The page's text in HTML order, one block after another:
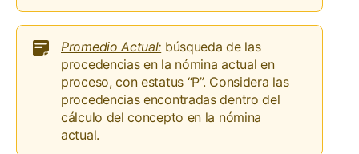
Promedio Actual: búsqueda de las
procedencias en la nómina actual en
proceso, con estatus “P”. Considera las
procedencias encontradas dentro del
cálculo del concepto en la nómina
actual.